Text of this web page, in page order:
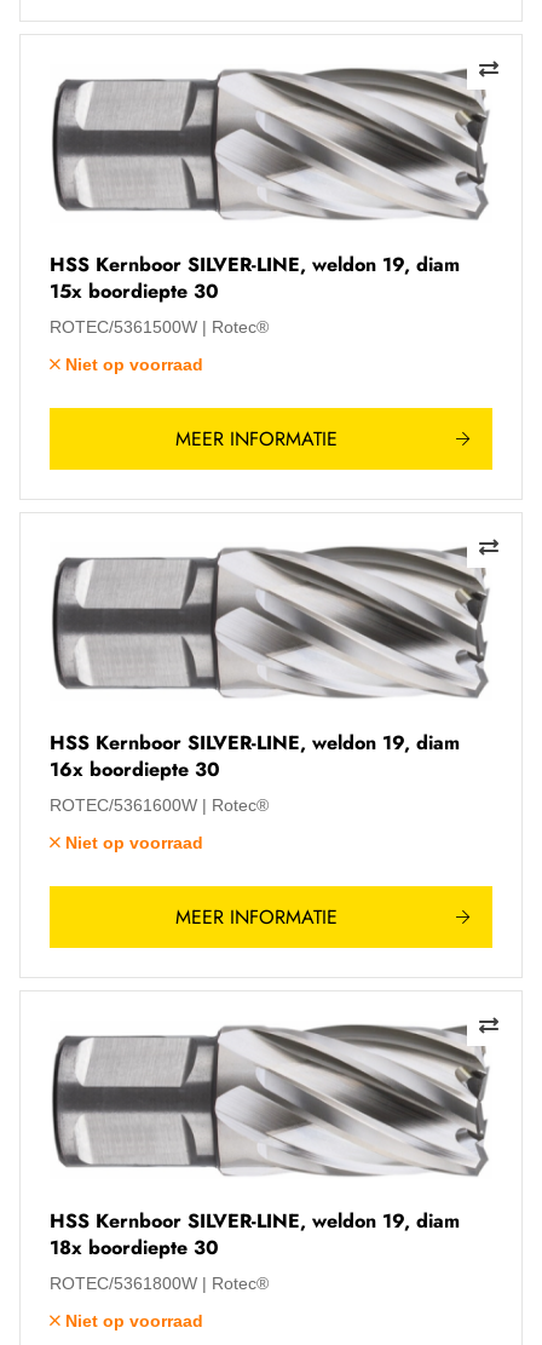
HSS Kernboor SILVER-LINE, weldon 19, diam
15x boordiepte 30
ROTEC/5361500W
Rotec®
Niet op voorraad
MEER INFORMATIE
HSS Kernboor SILVER-LINE, weldon 19, diam
16x boordiepte 30
ROTEC/5361600W
Rotec®
Niet op voorraad
MEER INFORMATIE
HSS Kernboor SILVER-LINE, weldon 19, diam
18x boordiepte 30
ROTEC/5361800W
Rotec®
Niet op voorraad